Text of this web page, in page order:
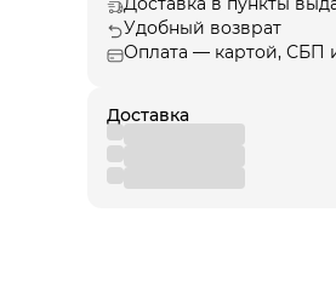
Удобный возврат
Оплата — картой, СБП
Доставка